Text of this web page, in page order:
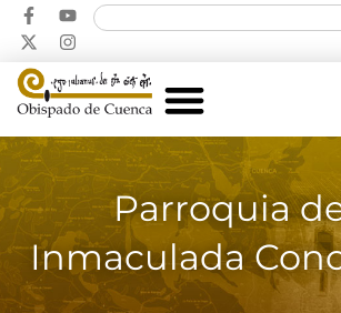
Parroquia
Inmaculada